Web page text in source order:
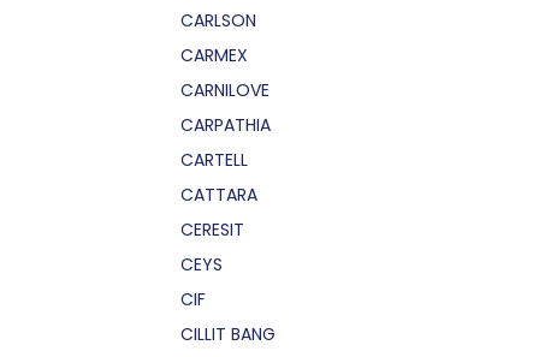
CARLSON
CARMEX
CARNILOVE
CARPATHIA
CARTELL
CATTARA
CERESIT
CEYS
CIF
CILLIT BANG